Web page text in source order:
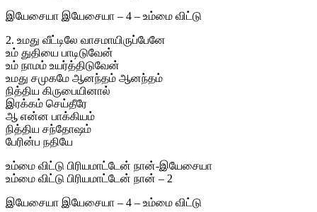
இயேசையா இயேசையா – 4 – உம்மை விட்டு
2. உமது வீட்டிலே வாசமாயிருப்பேனே
உம் துதியை பாடிடுவேன்
உம் நாமம் உயர்த்திடுவேன்
உமது சமுகமே ஆனந்தம் ஆனந்தம்
நித்திய கிருபையினால்
இரக்கம் செய்தீரே
ஆ என்ன பாக்கியம்
நித்திய சந்தோஷம்
பேரின்ப நதியே
உம்மை விட்டு பிரியமாட்டேன் நான்-இயேசையா
உம்மை விட்டு பிரியமாட்டேன் நான் – 2
இயேசையா இயேசையா – 4 – உம்மை விட்டு